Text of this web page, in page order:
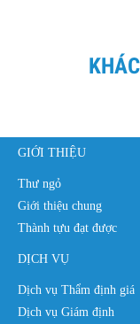
GIỚI THIỆU
Thư ngỏ
Giới thiệu chung
Thành tựu đạt được
DỊCH VỤ
Dịch vụ Thẩm định giá
Dịch vụ Giám định